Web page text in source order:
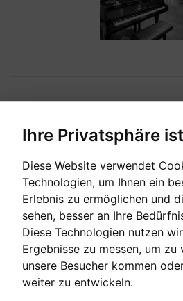
Ihre Privatsphäre
Diese Website verwendet
Technologien, um Ihnen ein
Erlebnis zu ermöglichen und
sehen, besser an Ihre
Diese Technologien nutzen
Ergebnisse zu messen, um zu
unsere Besucher kommen
weiter zu entwickeln.